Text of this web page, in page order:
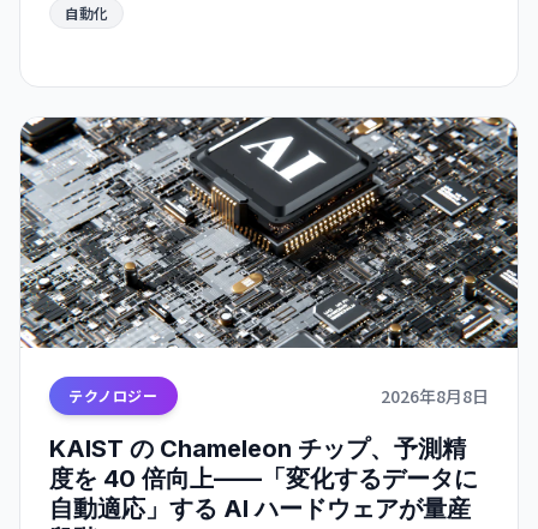
する見通し。
自動化
テクノロジー 2026年8月8日
KAIST の Chameleon チップ、予測精
度を 40 倍向上——「変化するデータに
自動適応」する AI ハードウェアが量産